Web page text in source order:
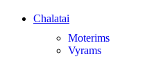
Chalatai
Moterims
Vyrams